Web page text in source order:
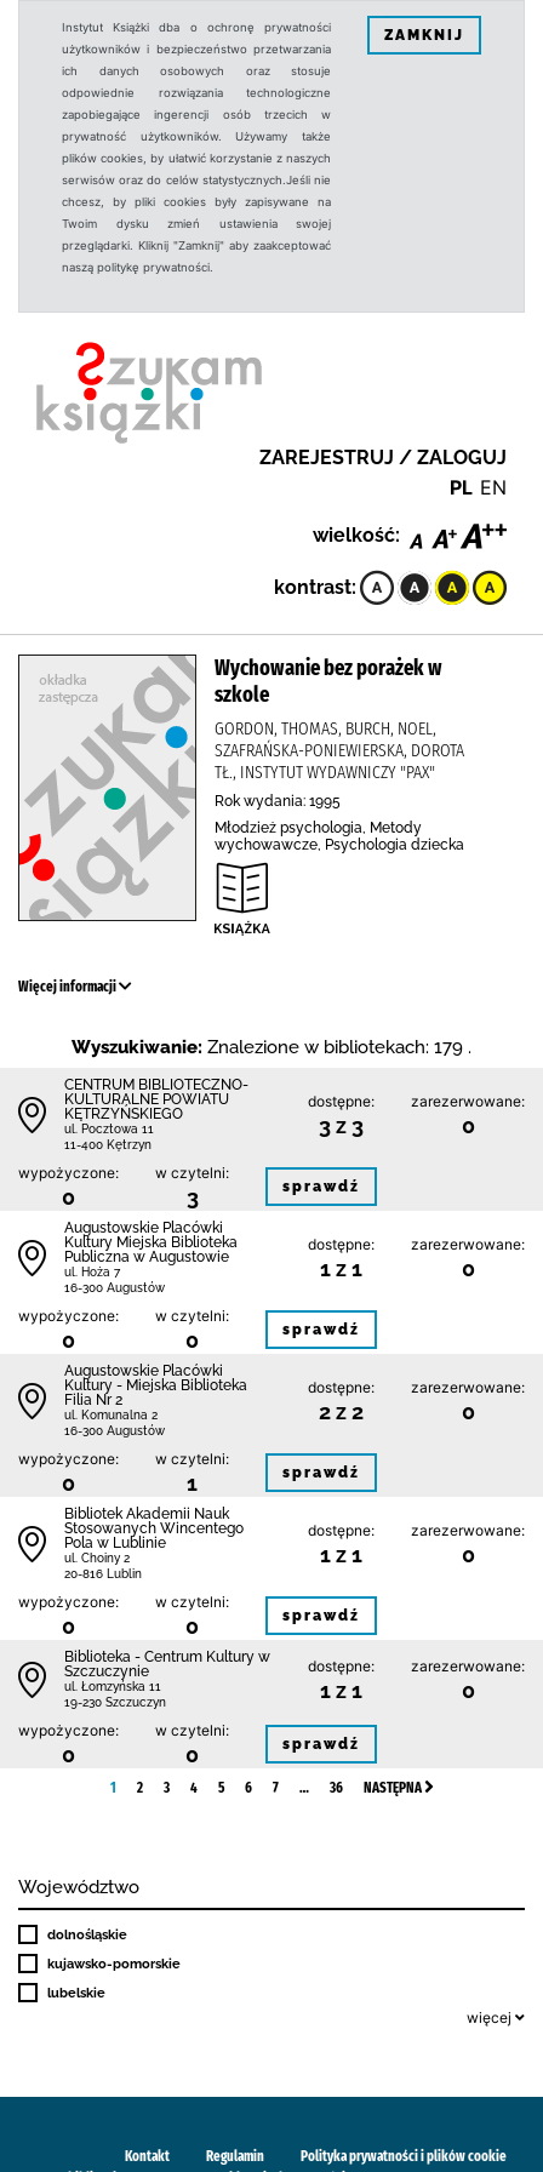
Instytut Książki dba o ochronę prywatności
użytkowników i bezpieczeństwo przetwarzania
ich danych osobowych oraz stosuje
odpowiednie rozwiązania technologiczne
zapobiegające ingerencji osób trzecich w
prywatność użytkowników. Używamy także
plików cookies, by ułatwić korzystanie z naszych
serwisów oraz do celów statystycznych.Jeśli nie
chcesz, by pliki cookies były zapisywane na
Twoim dysku zmień ustawienia swojej
przeglądarki. Kliknij "Zamknij" aby zaakceptować
naszą politykę prywatności.
ZAMKNIJ
ZAREJESTRUJ / ZALOGUJ
PL EN
wielkość:
kontrast:
Wychowanie bez porażek w
szkole
GORDON, THOMAS, BURCH, NOEL,
SZAFRAŃSKA-PONIEWIERSKA, DOROTA
TŁ., INSTYTUT WYDAWNICZY "PAX"
Rok wydania: 1995
Młodzież psychologia, Metody
wychowawcze, Psychologia dziecka
Więcej informacji
Wyszukiwanie: Znalezione w bibliotekach: 179 .
CENTRUM BIBLIOTECZNO-
KULTURALNE POWIATU
KĘTRZYŃSKIEGO
ul. Pocztowa 11
11-400 Kętrzyn
dostępne:
3 z 3
zarezerwowane:
0
wypożyczone:
0
w czytelni:
3 sprawdź
Augustowskie Placówki
Kultury Miejska Biblioteka
Publiczna w Augustowie
ul. Hoża 7
16-300 Augustów
dostępne:
1 z 1
zarezerwowane:
0
wypożyczone:
0
w czytelni:
0 sprawdź
Augustowskie Placówki
Kultury - Miejska Biblioteka
Filia Nr 2
ul. Komunalna 2
16-300 Augustów
dostępne:
2 z 2
zarezerwowane:
0
wypożyczone:
0
w czytelni:
1 sprawdź
Bibliotek Akademii Nauk
Stosowanych Wincentego
Pola w Lublinie
ul. Choiny 2
20-816 Lublin
dostępne:
1 z 1
zarezerwowane:
0
wypożyczone:
0
w czytelni:
0 sprawdź
Biblioteka - Centrum Kultury w
Szczuczynie
ul. Łomzyńska 11
19-230 Szczuczyn
dostępne:
1 z 1
zarezerwowane:
0
wypożyczone:
0
w czytelni:
0 sprawdź
1 2 3 4 5 6 7 … 36 NASTĘPNA
Województwo
dolnośląskie
kujawsko-pomorskie
lubelskie
więcej
Kontakt Regulamin
Polityka prywatności i plików cookie